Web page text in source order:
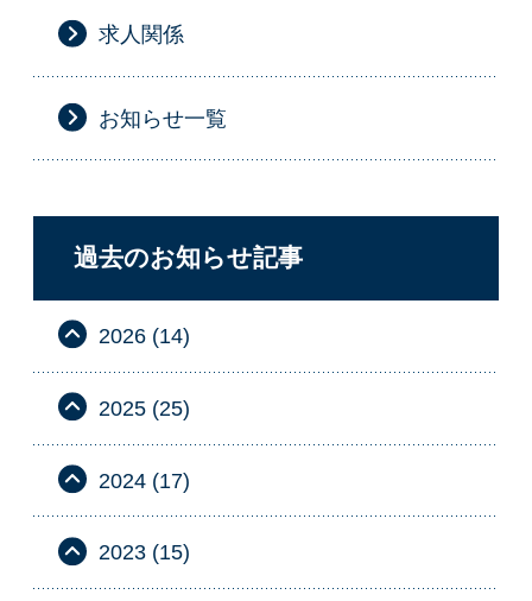
求人関係
お知らせ一覧
過去のお知らせ記事
2026 (14)
2025 (25)
2024 (17)
2023 (15)